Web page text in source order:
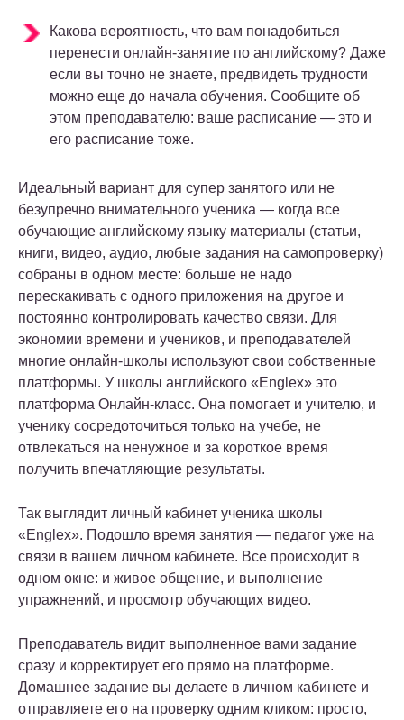
Какова вероятность, что вам понадобиться
перенести онлайн-занятие по английскому? Даже
если вы точно не знаете, предвидеть трудности
можно еще до начала обучения. Сообщите об
этом преподавателю: ваше расписание — это и
его расписание тоже.
Идеальный вариант для супер занятого или не
безупречно внимательного ученика — когда все
обучающие английскому языку материалы (статьи,
книги, видео, аудио, любые задания на самопроверку)
собраны в одном месте: больше не надо
перескакивать с одного приложения на другое и
постоянно контролировать качество связи. Для
экономии времени и учеников, и преподавателей
многие онлайн-школы используют свои собственные
платформы. У школы английского «Englex» это
платформа Онлайн-класс. Она помогает и учителю, и
ученику сосредоточиться только на учебе, не
отвлекаться на ненужное и за короткое время
получить впечатляющие результаты.
Так выглядит личный кабинет ученика школы
«Englex». Подошло время занятия — педагог уже на
связи в вашем личном кабинете. Все происходит в
одном окне: и живое общение, и выполнение
упражнений, и просмотр обучающих видео.
Преподаватель видит выполненное вами задание
сразу и корректирует его прямо на платформе.
Домашнее задание вы делаете в личном кабинете и
отправляете его на проверку одним кликом: просто,